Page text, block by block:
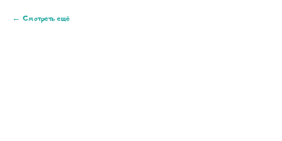
Смотреть ещё